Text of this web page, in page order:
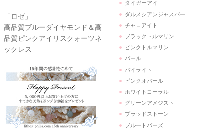
「ロゼ」
高品質ブルーダイヤモンド＆高
品質ピンクアイリスクォーツネ
ックレス
タイガーアイ
ダルメシアンジャスパー
チャロアイト
ブラックトルマリン
ピンクトルマリン
パール
パイライト
ピンクオパール
ホワイトコーラル
グリーンアメジスト
ブラッドストーン
ブルートパーズ